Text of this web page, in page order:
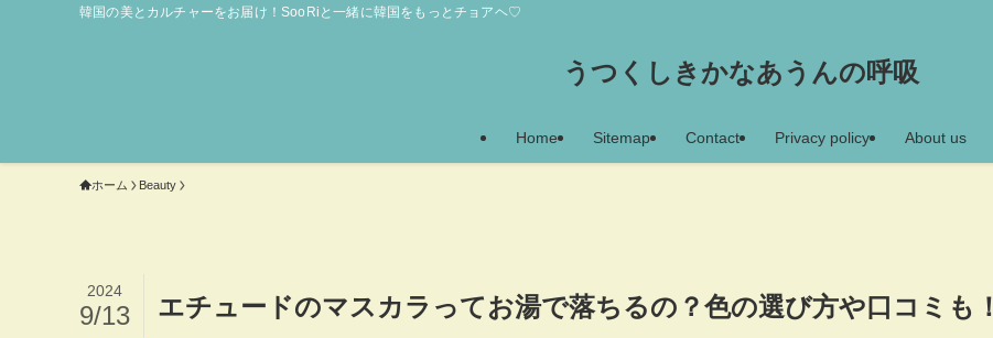
韓国の美とカルチャーをお届け！SooRiと一緒に韓国をもっとチョアヘ♡
うつくしきかなあうんの呼吸
Home Sitemap Contact Privacy policy About us
ホーム Beauty
エチュードのマスカラってお湯で落ちるの？色の選び方や口コミも！
2024
9/13